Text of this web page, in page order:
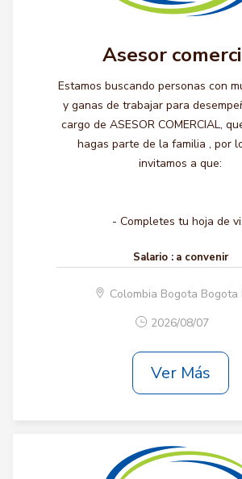
Asesor
Estamos buscando personas con
y ganas de trabajar para
cargo de ASESOR COMERCIAL,
hagas parte de la familia , por
invitamos a que:
- Completes tu hoja de
Salario : a convenir
Colombia Bogota Bogota
2026/08/07
Ver Más